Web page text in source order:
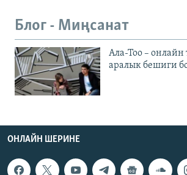
Блог - Миңсанат
Ала-Тоо –
аралык бешиги
ОНЛАЙН ШЕРИНЕ